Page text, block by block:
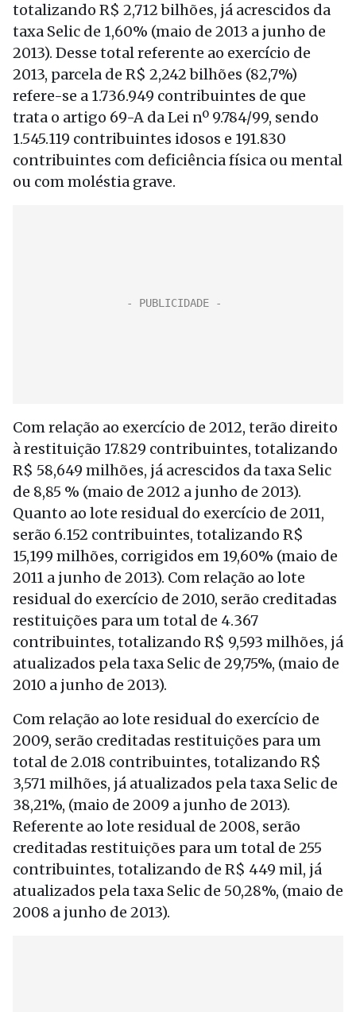
totalizando R$ 2,712 bilhões, já acrescidos da
taxa Selic de 1,60% (maio de 2013 a junho de
2013). Desse total referente ao exercício de
2013, parcela de R$ 2,242 bilhões (82,7%)
refere-se a 1.736.949 contribuintes de que
trata o artigo 69-A da Lei nº 9.784/99, sendo
1.545.119 contribuintes idosos e 191.830
contribuintes com deficiência física ou mental
ou com moléstia grave.
Com relação ao exercício de 2012, terão direito
à restituição 17.829 contribuintes, totalizando
R$ 58,649 milhões, já acrescidos da taxa Selic
de 8,85 % (maio de 2012 a junho de 2013).
Quanto ao lote residual do exercício de 2011,
serão 6.152 contribuintes, totalizando R$
15,199 milhões, corrigidos em 19,60% (maio de
2011 a junho de 2013). Com relação ao lote
residual do exercício de 2010, serão creditadas
restituições para um total de 4.367
contribuintes, totalizando R$ 9,593 milhões, já
atualizados pela taxa Selic de 29,75%, (maio de
2010 a junho de 2013).
Com relação ao lote residual do exercício de
2009, serão creditadas restituições para um
total de 2.018 contribuintes, totalizando R$
3,571 milhões, já atualizados pela taxa Selic de
38,21%, (maio de 2009 a junho de 2013).
Referente ao lote residual de 2008, serão
creditadas restituições para um total de 255
contribuintes, totalizando de R$ 449 mil, já
atualizados pela taxa Selic de 50,28%, (maio de
2008 a junho de 2013).